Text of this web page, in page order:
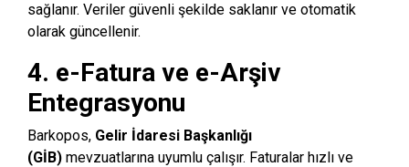
sağlanır. Veriler güvenli şekilde saklanır ve otomatik
olarak güncellenir.
4. e-Fatura ve e-Arşiv
Entegrasyonu
Barkopos, Gelir İdaresi Başkanlığı
(GİB) mevzuatlarına uyumlu çalışır. Faturalar hızlı ve